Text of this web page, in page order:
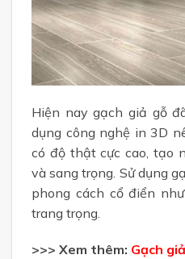
Hiện nay gạch giả gỗ
dụng công nghệ in 3D
có độ thật cực cao, tạo
và sang trọng. Sử dụng
phong cách cổ điển
trang trọng.
>>> Xem thêm: Gạch